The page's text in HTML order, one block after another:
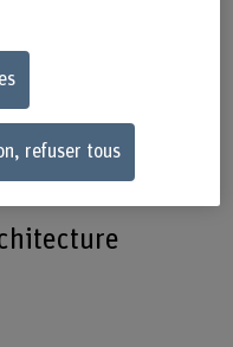
des étudiantes et
refuser tous